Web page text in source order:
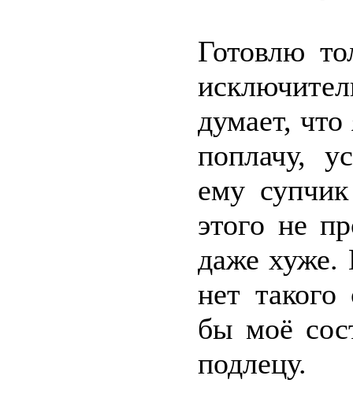
Готовлю
думает,
поплачу,
ему
этого не
даже хуже.
нет такого
бы моё
подлецу.